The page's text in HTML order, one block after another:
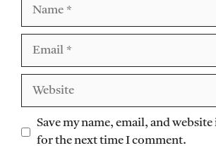
Website
Save my name, email, and
for the next time I comment.